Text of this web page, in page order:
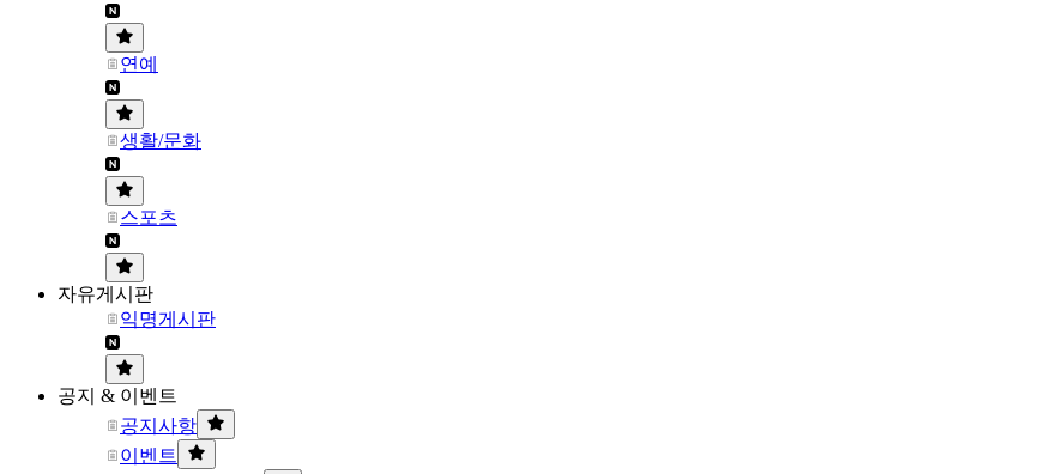
연예
생활/문화
스포츠
자유게시판
익명게시판
공지 & 이벤트
공지사항
이벤트